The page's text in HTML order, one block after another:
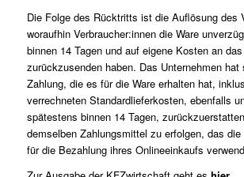
Die Folge des Rücktritts ist die Auflösung des
woraufhin Verbraucher:innen die Ware
binnen 14 Tagen und auf eigene Kosten an
zurückzusenden haben. Das Unternehmen hat
Zahlung, die es für die Ware erhalten hat,
verrechneten Standardlieferkosten, ebenfalls
spätestens binnen 14 Tagen,
demselben Zahlungsmittel zu erfolgen, das die
für die Bezahlung ihres Onlineeinkaufs